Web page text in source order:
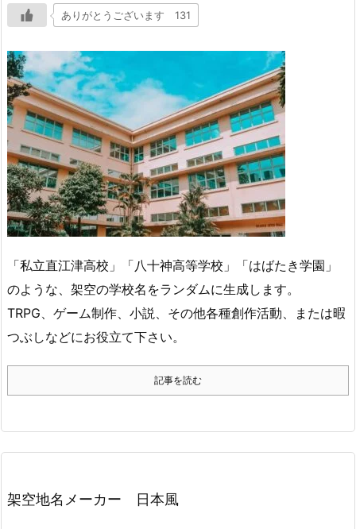
ありがとうございます 131
「私立直江津高校」「八十神高等学校」「はばたき学園」
のような、架空の学校名をランダムに生成します。
TRPG、ゲーム制作、小説、その他各種創作活動、または暇
つぶしなどにお役立て下さい。
記事を読む
架空地名メーカー 日本風